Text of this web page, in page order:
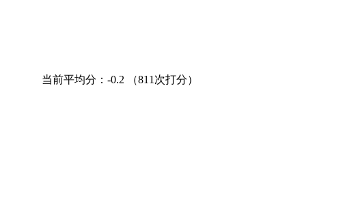
当前平均分： -0.2 （811次打分）